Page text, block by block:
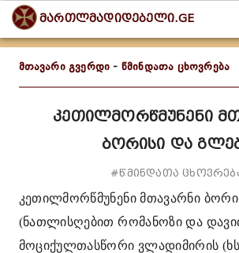
მართლმადიდებელი.GE
მთავარი გვერდი - წმინდათა ცხოვრება
კეთილმორწმუნენი
ბორისი და
#წმინდათა
კეთილმორწმუნენი მთავარნი
(ნათლისღებით რომანოზი და
მოციქულთასწორი ვლადიმირის